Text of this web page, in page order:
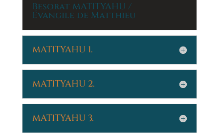
Besorat MATITYAHU /
Évangile de Matthieu
MATITYAHU 1.
MATITYAHU 2.
MATITYAHU 3.